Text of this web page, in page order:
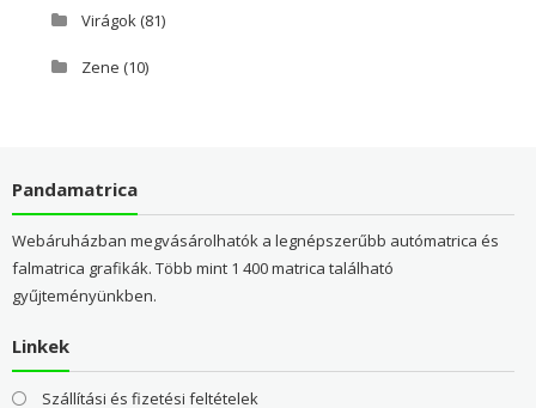
Virágok(81)
Zene (10)
Pandamatrica
Webáruházban megvásárolhatók a legnépszerűbb autómatrica és
falmatrica grafikák. Több mint 1 400 matrica található
gyűjteményünkben.
Linkek
Szállítási és fizetési feltételek